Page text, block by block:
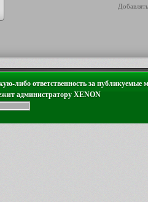
либо ответственность за публикуемые
администратору XENON